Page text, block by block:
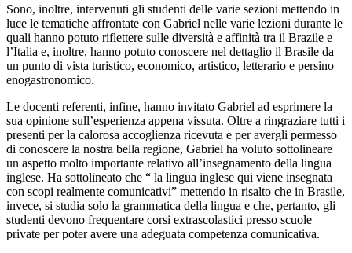
Sono, inoltre, intervenuti gli studenti delle varie sezioni mettendo in
luce le tematiche affrontate con Gabriel nelle varie lezioni durante le
quali hanno potuto riflettere sulle diversità e affinità tra il Brazile e
l’Italia e, inoltre, hanno potuto conoscere nel dettaglio il Brasile da
un punto di vista turistico, economico, artistico, letterario e persino
enogastronomico.
Le docenti referenti, infine, hanno invitato Gabriel ad esprimere la
sua opinione sull’esperienza appena vissuta. Oltre a ringraziare tutti i
presenti per la calorosa accoglienza ricevuta e per avergli permesso
di conoscere la nostra bella regione, Gabriel ha voluto sottolineare
un aspetto molto importante relativo all’insegnamento della lingua
inglese. Ha sottolineato che “ la lingua inglese qui viene insegnata
con scopi realmente comunicativi” mettendo in risalto che in Brasile,
invece, si studia solo la grammatica della lingua e che, pertanto, gli
studenti devono frequentare corsi extrascolastici presso scuole
private per poter avere una adeguata competenza comunicativa.